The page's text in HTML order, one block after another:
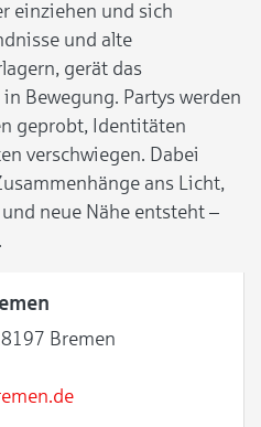
einziehen und sich
und alte
gerät das
Bewegung. Partys werden
geprobt, Identitäten
verschwiegen. Dabei
ans Licht,
neue Nähe entsteht –
Bremen